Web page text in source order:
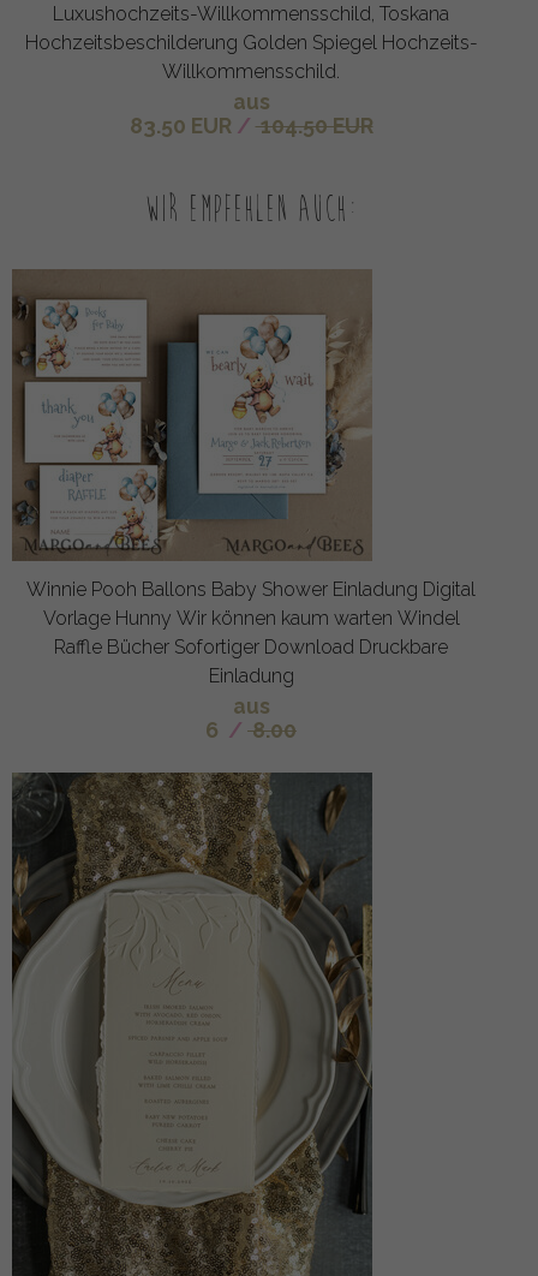
Luxushochzeits-Willkommensschild, Toskana
Hochzeitsbeschilderung Golden Spiegel Hochzeits-
Willkommensschild.
aus
83.50 EUR / 104.50 EUR
Wir empfehlen auch:
Winnie Pooh Ballons Baby Shower Einladung Digital
Vorlage Hunny Wir können kaum warten Windel
Raffle Bücher Sofortiger Download Druckbare
Einladung
aus
6 / 8.00